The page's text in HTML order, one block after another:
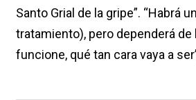
Santo Grial de la gripe”. “Habrá
tratamiento), pero dependerá de
funcione, qué tan cara vaya a